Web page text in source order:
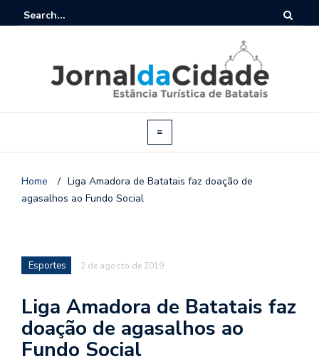
Home / Liga Amadora de Batatais faz doação de
agasalhos ao Fundo Social
Esportes 2 de agosto de 2019
Liga Amadora de Batatais faz
doação de agasalhos ao
Fundo Social